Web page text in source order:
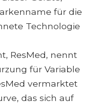
für die
Technologie
ResMed, nennt
für Variable
vermarktet
das sich auf